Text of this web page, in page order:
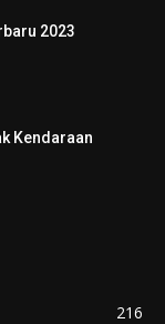
2023
Kendaraan
216